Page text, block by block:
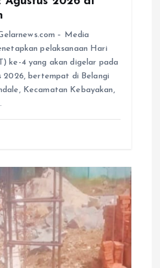
– Media
pelaksanaan Hari
ke-4 yang akan digelar pada
2026, bertempat di Belangi
Kecamatan Kebayakan,